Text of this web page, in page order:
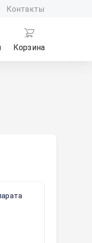
Контакты
Корзина